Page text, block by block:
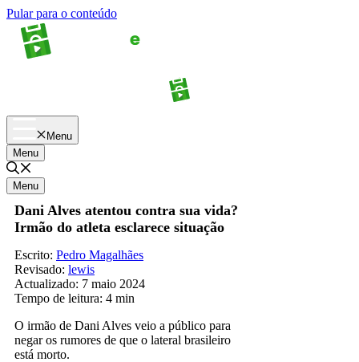
Pular para o conteúdo
Menu
Menu
Menu
Dani Alves atentou contra sua vida?
Irmão do atleta esclarece situação
Escrito: Pedro Magalhães
Revisado: lewis
Actualizado: 7 maio 2024
Tempo de leitura: 4 min
O irmão de Dani Alves veio a público para
negar os rumores de que o lateral brasileiro
está morto.